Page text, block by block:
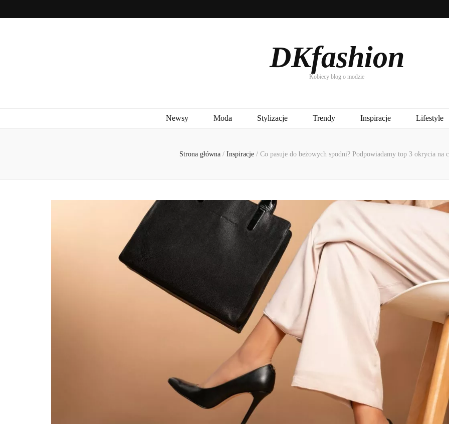
DKfashion
Kobiecy blog o modzie
Newsy Moda Stylizacje Trendy Inspiracje Lifestyle
Strona główna / Inspiracje / Co pasuje do beżowych spodni? Podpowiadamy top 3 okrycia na